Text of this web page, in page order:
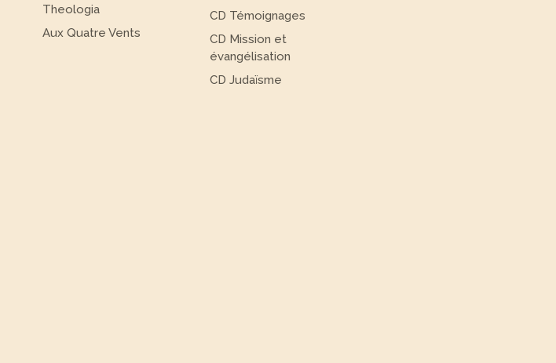
Theologia
Aux Quatre Vents
CD Témoignages
CD Mission et
évangélisation
CD Judaïsme